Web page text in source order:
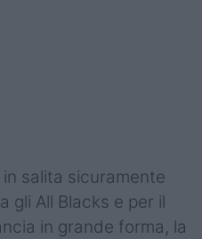
salita sicuramente
gli All Blacks e per il
in grande forma, la